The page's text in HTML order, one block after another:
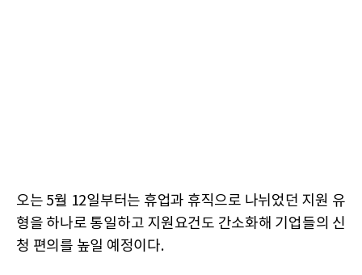
오는 5월 12일부터는 휴업과 휴직으로 나뉘었던 지원 유
형을 하나로 통일하고 지원요건도 간소화해 기업들의 신
청 편의를 높일 예정이다.